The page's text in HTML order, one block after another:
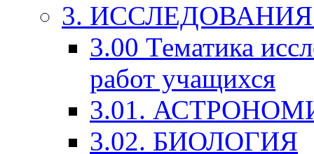
3.
3.00 Тематика
работ учащихся
3.01.
3.02. БИОЛОГИЯ